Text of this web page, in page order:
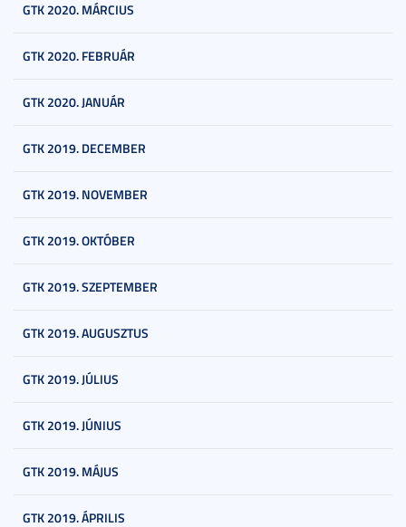
GTK 2020. MÁRCIUS
GTK 2020. FEBRUÁR
GTK 2020. JANUÁR
GTK 2019. DECEMBER
GTK 2019. NOVEMBER
GTK 2019. OKTÓBER
GTK 2019. SZEPTEMBER
GTK 2019. AUGUSZTUS
GTK 2019. JÚLIUS
GTK 2019. JÚNIUS
GTK 2019. MÁJUS
GTK 2019. ÁPRILIS